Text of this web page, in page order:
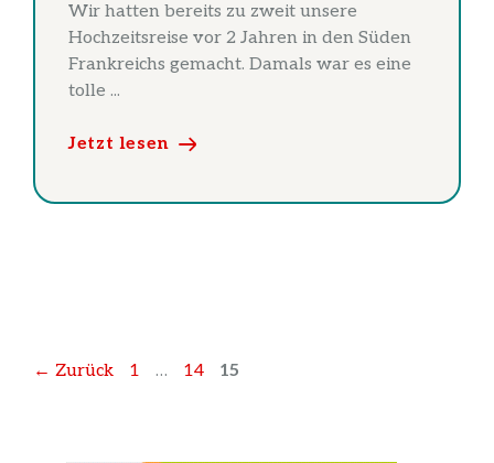
Wir hatten bereits zu zweit unsere
Hochzeitsreise vor 2 Jahren in den Süden
Frankreichs gemacht. Damals war es eine
tolle ...
Jetzt lesen
← Zurück Seite
1 … Seite
14 Seite
15